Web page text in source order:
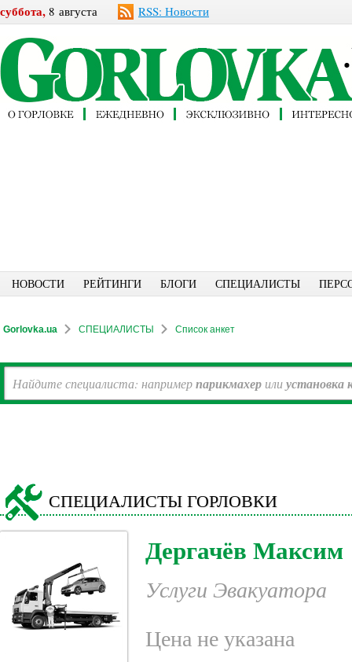
суббота, 8 августа RSS: Новости
НОВОСТИ РЕЙТИНГИ БЛОГИ СПЕЦИАЛИСТЫ
Gorlovka.ua СПЕЦИАЛИСТЫ Список анкет
Найдите специалиста: напримерпарикмахер илиустановка
СПЕЦИАЛИСТЫ ГОРЛОВКИ
Дергачёв Максим
Услуги Эвакуатора
Цена не указана